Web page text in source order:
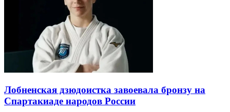
Лобненская дзюдоистка завоевала бронзу на
Спартакиаде народов России